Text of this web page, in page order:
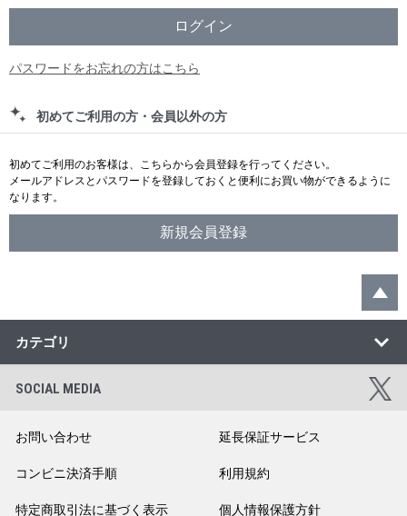
パスワードをお忘れの方はこちら
初めてご利用の方・会員以外の方
初めてご利用のお客様は、こちらから会員登録を行ってください。
メールアドレスとパスワードを登録しておくと便利にお買い物ができるように
なります。
カテゴリ
SOCIAL MEDIA
お問い合わせ 延長保証サービス
コンビニ決済手順 利用規約
特定商取引法に基づく表示 個人情報保護方針